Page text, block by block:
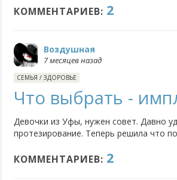
достаточно свежие изделия, причем с
КОММЕНТАРИЕВ: 2
Воздушная
7 месяцев назад
СЕМЬЯ / ЗДОРОВЬЕ
Что выбрать -
Девочки из Уфы, нужен совет. Давно
протезирование. Теперь решила что
разные истории.
КОММЕНТАРИЕВ: 2